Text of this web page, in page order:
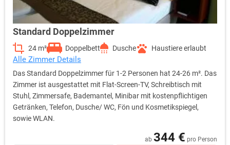
Standard Doppelzimmer
24 m² Doppelbett Dusche Haustiere erlaubt
Alle Zimmer Details
Das Standard Doppelzimmer für 1-2 Personen hat 24-26 m². Das
Zimmer ist ausgestattet mit Flat-Screen-TV, Schreibtisch mit
Stuhl, Zimmersafe, Bademantel, Minibar mit kostenpflichtigen
Getränken, Telefon, Dusche/ WC, Fön und Kosmetikspiegel,
sowie WLAN.
ab 344 € pro Person